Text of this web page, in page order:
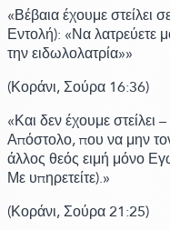
«Βέβαια έχουμε στείλει
Εντολή): «Να λατρεύετε
την ειδωλολατρία»»
(Κοράνι,Σούρα 16:36)
«Και δεν έχουμε
Απόστολο, που να μην
άλλος θεός ειμή μόνο
Με υπηρετείτε).»
(Κοράνι,Σούρα 21:25)